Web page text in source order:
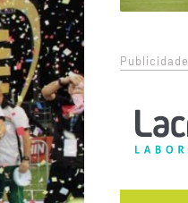
Publicidade